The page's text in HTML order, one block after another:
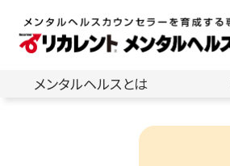
メンタルヘルスとは